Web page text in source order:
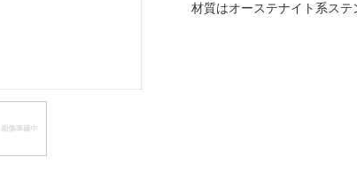
材質はオーステナイト系ス